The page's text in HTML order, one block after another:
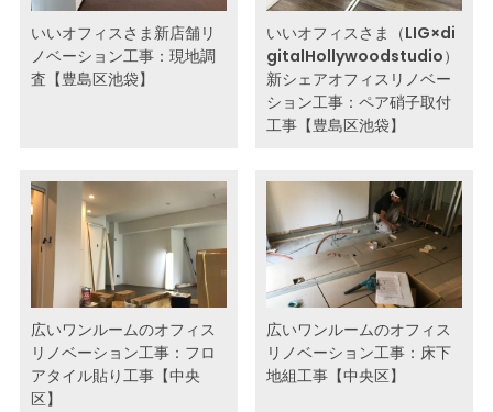
いいオフィスさま新店舗リ
ノベーション工事：現地調
査【豊島区池袋】
いいオフィスさま（LIG×di
gitalHollywoodstudio）
新シェアオフィスリノベー
ション工事：ペア硝子取付
工事【豊島区池袋】
広いワンルームのオフィス
リノベーション工事：フロ
アタイル貼り工事【中央
区】
広いワンルームのオフィス
リノベーション工事：床下
地組工事【中央区】